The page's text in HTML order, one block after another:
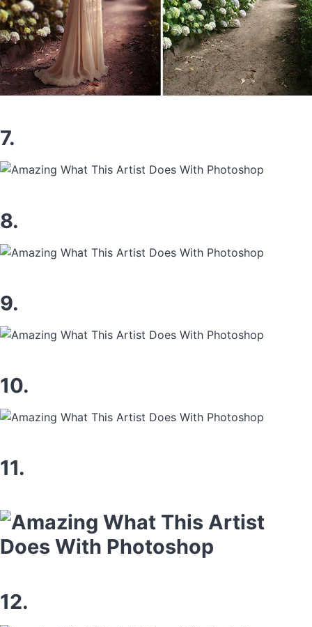
7.
8.
9.
10.
11.
12.